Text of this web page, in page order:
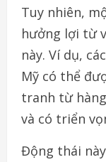
Tuy nhiên,
hưởng lợi từ
này. Ví dụ, các
Mỹ có thể
tranh từ hàng
và có triển
Động thái này